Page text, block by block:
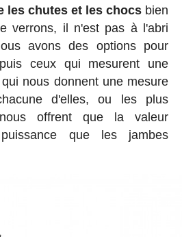
les chutes et les chocs bien
verrons, il n'est pas à l'abri
avons des options pour
ceux qui mesurent une
nous donnent une mesure
d'elles, ou les plus
offrent que la valeur
que les jambes